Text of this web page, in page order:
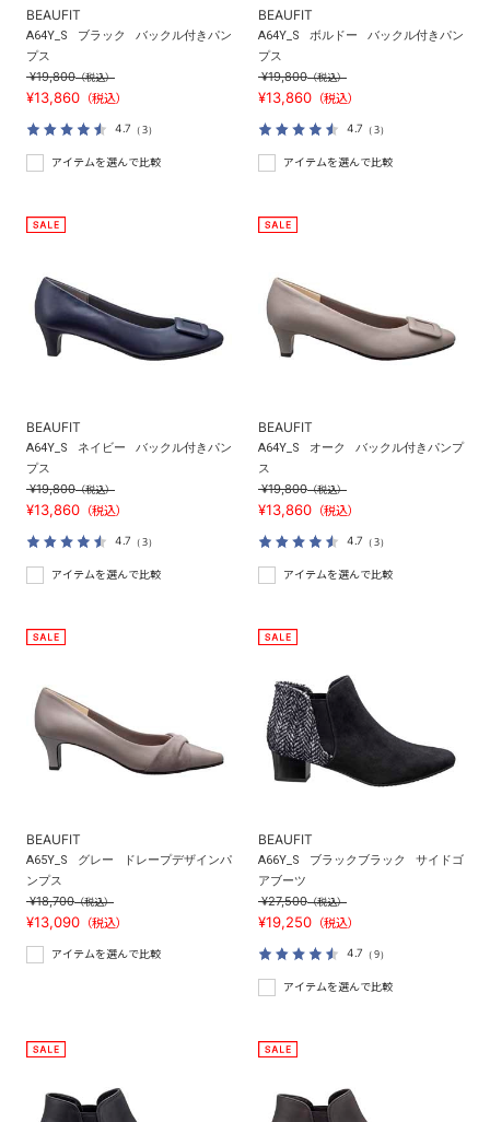
BEAUFIT
A64Y_S ブラック
バックル付きパン
プス
¥19,800（税込）
¥13,860 （税込）
4.7 （3）
アイテムを選んで比較
BEAUFIT
A64Y_S ボルドー
バックル付きパン
プス
¥19,800（税込）
¥13,860 （税込）
4.7 （3）
アイテムを選んで比較
BEAUFIT
A64Y_S ネイビー
バックル付きパン
プス
¥19,800（税込）
¥13,860 （税込）
4.7 （3）
アイテムを選んで比較
BEAUFIT
A64Y_S オーク
バックル付きパンプ
ス
¥19,800（税込）
¥13,860 （税込）
4.7 （3）
アイテムを選んで比較
BEAUFIT
A65Y_S グレー
ドレープデザインパ
ンプス
¥18,700（税込）
¥13,090 （税込）
アイテムを選んで比較
BEAUFIT
A66Y_S ブラックブラック
サイドゴ
アブーツ
¥27,500（税込）
¥19,250 （税込）
4.7 （9）
アイテムを選んで比較